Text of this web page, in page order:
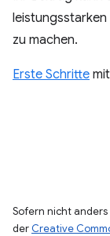
zu machen.
Erste Schritte
Sofern nicht
der Creative